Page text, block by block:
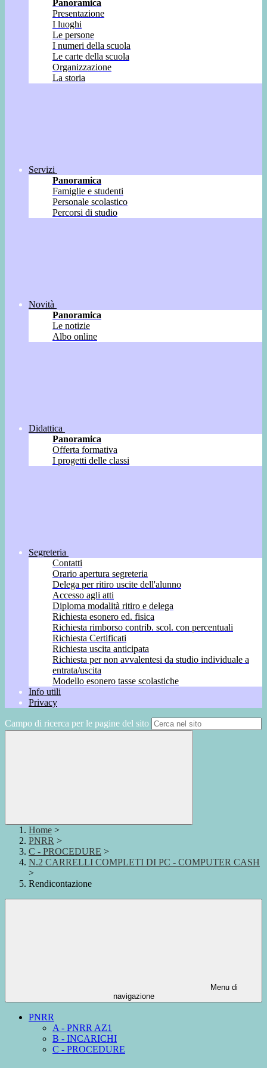
Panoramica
Presentazione
I luoghi
Le persone
I numeri della scuola
Le carte della scuola
Organizzazione
La storia
Servizi
Panoramica
Famiglie e studenti
Personale scolastico
Percorsi di studio
Novità
Panoramica
Le notizie
Albo online
Didattica
Panoramica
Offerta formativa
I progetti delle classi
Segreteria
Contatti
Orario apertura segreteria
Delega per ritiro uscite dell'alunno
Accesso agli atti
Diploma modalità ritiro e delega
Richiesta esonero ed. fisica
Richiesta rimborso contrib. scol. con percentuali
Richiesta Certificati
Richiesta uscita anticipata
Richiesta per non avvalentesi da studio individuale a
entrata/uscita
Modello esonero tasse scolastiche
Info utili
Privacy
Campo di ricerca per le pagine del sito
Home >
PNRR >
C - PROCEDURE >
N.2 CARRELLI COMPLETI DI PC - COMPUTER CASH
>
Rendicontazione
Menu di
navigazione
PNRR
A - PNRR AZ1
B - INCARICHI
C - PROCEDURE